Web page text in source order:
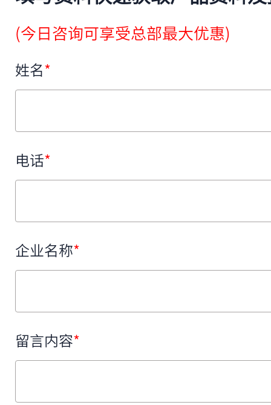
(今日咨询可享受总部最大优惠)
姓名*
电话*
企业名称*
留言内容*